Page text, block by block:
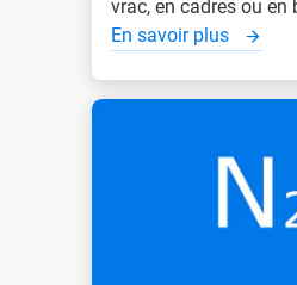
vrac, en cadres ou en
En savoir plus